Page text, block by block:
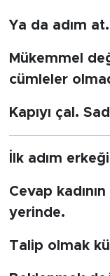
Ya da adım at.
Mükemmel
cümleler
Kapıyı çal.
İlk adım
Cevap
yerinde.
Talip olmak